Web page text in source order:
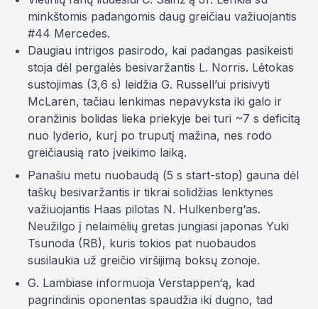
minkštomis padangomis daug greičiau važiuojantis
#44 Mercedes.
Daugiau intrigos pasirodo, kai padangas pasikeisti
stoja dėl pergalės besivaržantis L. Norris. Lėtokas
sustojimas (3,6 s) leidžia G. Russell’ui prisivyti
McLaren, tačiau lenkimas nepavyksta iki galo ir
oranžinis bolidas lieka priekyje bei turi ~7 s deficitą
nuo lyderio, kurį po truputį mažina, nes rodo
greičiausią rato įveikimo laiką.
Panašiu metu nuobaudą (5 s start-stop) gauna dėl
taškų besivaržantis ir tikrai solidžias lenktynes
važiuojantis Haas pilotas N. Hulkenberg‘as.
Neužilgo į nelaimėlių gretas jungiasi japonas Yuki
Tsunoda (RB), kuris tokios pat nuobaudos
susilaukia už greičio viršijimą boksų zonoje.
G. Lambiase informuoja Verstappen‘ą, kad
pagrindinis oponentas spaudžia iki dugno, tad